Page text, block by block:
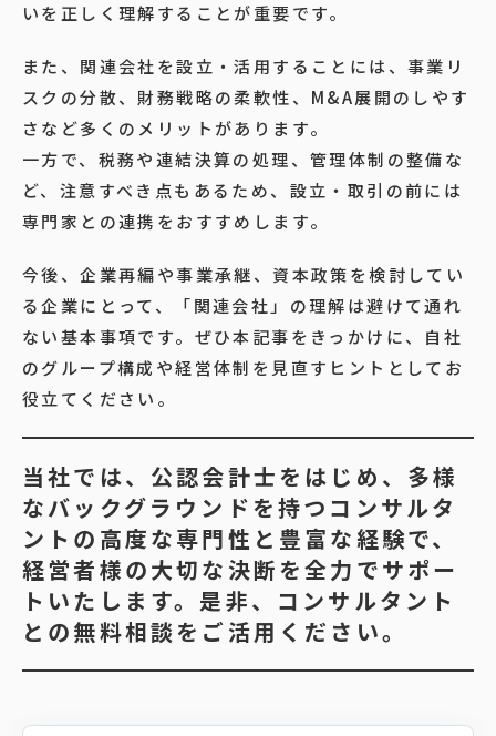
いを正しく理解することが重要です。
また、関連会社を設立・活用することには、事業リ
スクの分散、財務戦略の柔軟性、M&A展開のしやす
さなど多くのメリットがあります。
一方で、税務や連結決算の処理、管理体制の整備な
ど、注意すべき点もあるため、設立・取引の前には
専門家との連携をおすすめします。
今後、企業再編や事業承継、資本政策を検討してい
る企業にとって、「関連会社」の理解は避けて通れ
ない基本事項です。ぜひ本記事をきっかけに、自社
のグループ構成や経営体制を見直すヒントとしてお
役立てください。
当社では、公認会計士をはじめ、多様
なバックグラウンドを持つコンサルタ
ントの高度な専門性と豊富な経験で、
経営者様の大切な決断を全力でサポー
トいたします。是非、コンサルタント
との無料相談をご活用ください。